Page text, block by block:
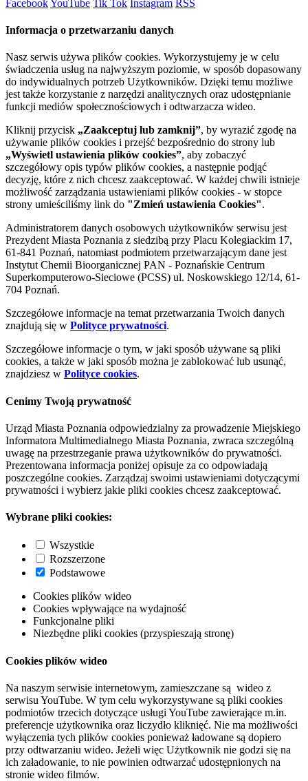
FacebookYouTube Tik Tok Instagram RSS
Informacja o przetwarzaniu danych
Nasz serwis używa plików cookies. Wykorzystujemy je w celu
świadczenia usług na najwyższym poziomie, w sposób dopasowany
do indywidualnych potrzeb Użytkowników. Dzięki temu możliwe
jest także korzystanie z narzędzi analitycznych oraz udostępnianie
funkcji mediów społecznościowych i odtwarzacza wideo.
Kliknij przycisk „Zaakceptuj lub zamknij”, by wyrazić zgodę na
używanie plików cookies i przejść bezpośrednio do strony lub
„Wyświetl ustawienia plików cookies”, aby zobaczyć
szczegółowy opis typów plików cookies, a następnie podjąć
decyzję, które z nich chcesz zaakceptować. W każdej chwili istnieje
możliwość zarządzania ustawieniami plików cookies - w stopce
strony umieściliśmy link do "Zmień ustawienia Cookies".
Administratorem danych osobowych użytkowników serwisu jest
Prezydent Miasta Poznania z siedzibą przy Placu Kolegiackim 17,
61-841 Poznań, natomiast podmiotem przetwarzającym dane jest
Instytut Chemii Bioorganicznej PAN - Poznańskie Centrum
Superkomputerowo-Sieciowe (PCSS) ul. Noskowskiego 12/14, 61-
704 Poznań.
Szczegółowe informacje na temat przetwarzania Twoich danych
znajdują się w Polityce prywatności.
Szczegółowe informacje o tym, w jaki sposób używane są pliki
cookies, a także w jaki sposób można je zablokować lub usunąć,
znajdziesz w Polityce cookies.
Cenimy Twoją prywatność
Urząd Miasta Poznania odpowiedzialny za prowadzenie Miejskiego
Informatora Multimedialnego Miasta Poznania, zwraca szczególną
uwagę na przestrzeganie prawa użytkowników do prywatności.
Prezentowana informacja poniżej opisuje za co odpowiadają
poszczególne cookies. Zarządzaj swoimi ustawieniami dotyczącymi
prywatności i wybierz jakie pliki cookies chcesz zaakceptować.
Wybrane pliki cookies:
Wszystkie
Rozszerzone
Podstawowe
Cookies plików wideo
Cookies wpływające na wydajność
Funkcjonalne pliki
Niezbędne pliki cookies (przyspieszają stronę)
Cookies plików wideo
Na naszym serwisie internetowym, zamieszczane są wideo z
serwisu YouTube. W tym celu wykorzystywane są pliki cookies
podmiotów trzecich dotyczące usługi YouTube zawierające m.in.
preferencje użytkownika oraz liczydło kliknięć. Nie ma możliwości
wyłączenia tych plików cookies ponieważ ładowane są dopiero
przy odtwarzaniu wideo. Jeżeli więc Użytkownik nie godzi się na
ich załadowanie, to nie powinien odtwarzać udostępnionych na
stronie wideo filmów.